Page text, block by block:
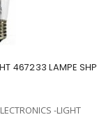
467233 LAMPE SHP
-LIGHT